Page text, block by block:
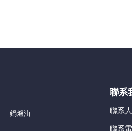
鍋爐油
聯系
聯系人
聯系電